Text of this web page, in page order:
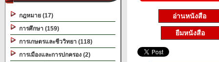
กฎหมาย (17)
การศึกษา (159)
การเกษตรและชีววิทยา (118)
การเมืองและการปกครอง (2)
อ่านหนังสือ
ยืมหนังสือ